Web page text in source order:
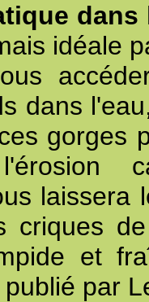
idéale
dans
gorges
laissera
criques
et
par